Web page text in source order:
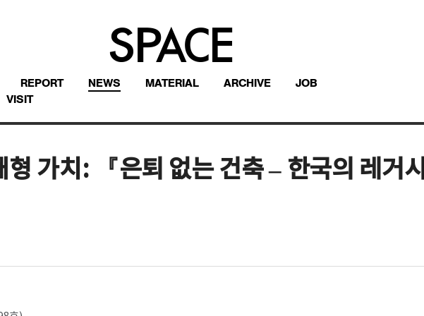
REPORT NEWS MATERIAL ARCHIVE
JOB
VISIT
가치: 『은퇴 없는 건축 – 한국의 레거시